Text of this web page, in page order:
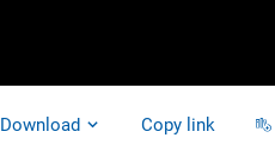
Download Copy link